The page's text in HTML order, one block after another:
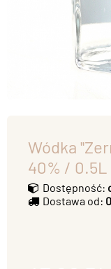
Wódka
40% / 0.5L
Dostępność:
Dostawa od: